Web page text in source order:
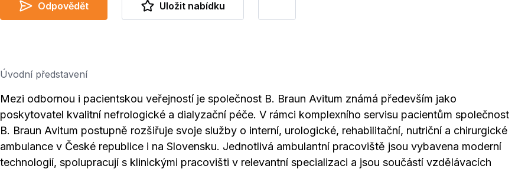
Odpovědět Uložit nabídku
Úvodní představení
Mezi odbornou i pacientskou veřejností je společnost B. Braun Avitum známá především jako
poskytovatel kvalitní nefrologické a dialyzační péče. V rámci komplexního servisu pacientům společnost
B. Braun Avitum postupně rozšiřuje svoje služby o interní, urologické, rehabilitační, nutriční a chirurgické
ambulance v České republice i na Slovensku. Jednotlivá ambulantní pracoviště jsou vybavena moderní
technologií, spolupracují s klinickými pracovišti v relevantní specializaci a jsou součástí vzdělávacích